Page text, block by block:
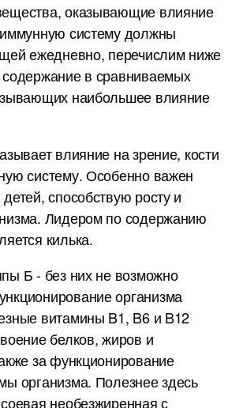
оказывающие влияние
систему должны
ежедневно, перечислим ниже
в сравниваемых
наибольшее влияние
влияние на зрение, кости
систему. Особенно важен
способствую росту и
Лидером по содержанию
килька.
Б - без них не возможно
организма
витамины B1, B6 и B12
белков, жиров и
за функционирование
организма. Полезнее здесь
необезжиренная с